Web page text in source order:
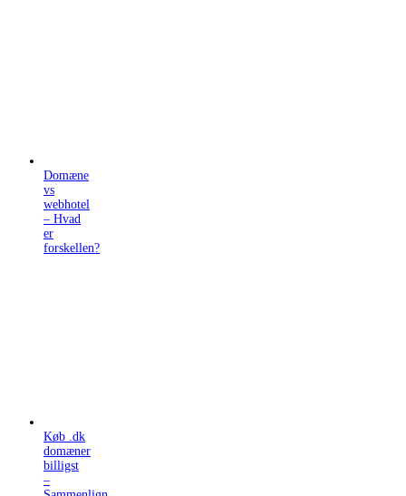
Domæne
vs
webhotel
– Hvad
er
forskellen?
Køb .dk
domæner
billigst
–